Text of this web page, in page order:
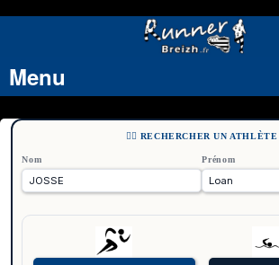
Menu
🏃‍♂️ RECHERCHER UN ATHLÈTE
Nom Prénom